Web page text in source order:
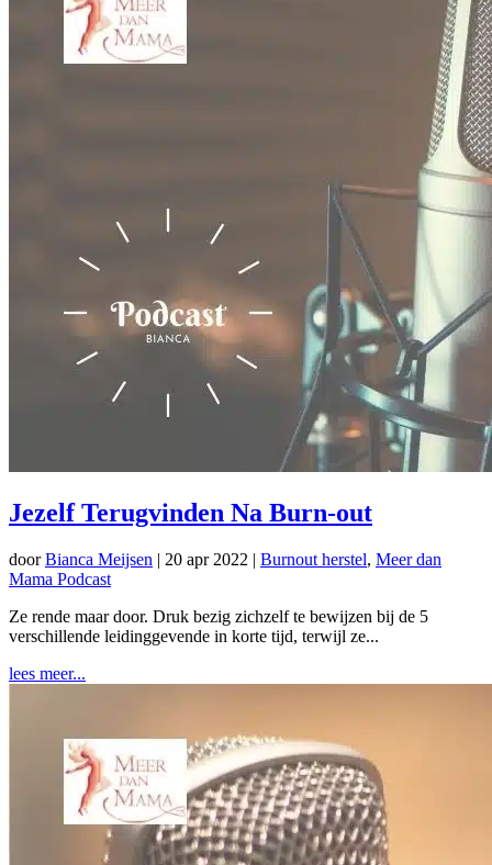
Jezelf Terugvinden Na Burn-out
doorBianca Meijsen | 20 apr 2022 | Burnout herstel, Meer dan
Mama Podcast
Ze rende maar door. Druk bezig zichzelf te bewijzen bij de 5
verschillende leidinggevende in korte tijd, terwijl ze...
lees meer...